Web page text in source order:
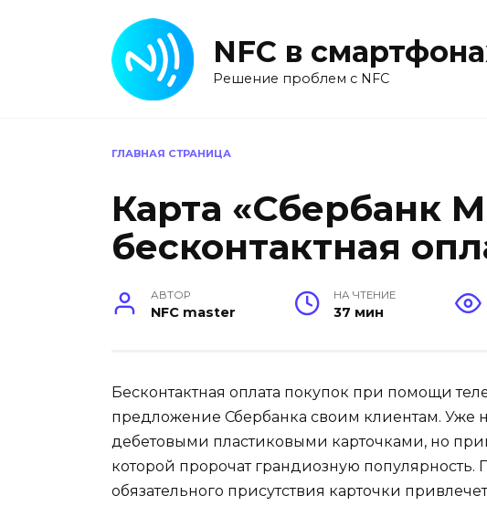
NFC в
Решение проблем с NFC
ГЛАВНАЯ СТРАНИЦА
Карта «Сбербанк
бесконтактная
АВТОР
NFC master
НА ЧТЕНИЕ
37 мин
Бесконтактная оплата покупок при помощи
предложение Сбербанка своим клиентам. Уже
дебетовыми пластиковыми карточками, но
которой пророчат грандиозную
обязательного присутствия карточки